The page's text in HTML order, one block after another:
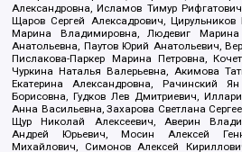
Александровна, Исламов Тимур
Щаров Сергей Алексадрович, Цирульников
Марина Владимировна, Людевиг Марина
Анатольевна, Паутов Юрий Анатольевич,
Пислакова-Паркер Марина Петровна,
Чуркина Наталья Валерьевна, Акимова
Екатерина Александровна, Рачинский
Борисовна, Гудков Лев Дмитриевич,
Анна Васильевна, Захарова Светлана
Щур Николай Алексеевич, Аверин
Андрей Юрьевич, Мосин Алексей
Михайлович, Симонов Алексей